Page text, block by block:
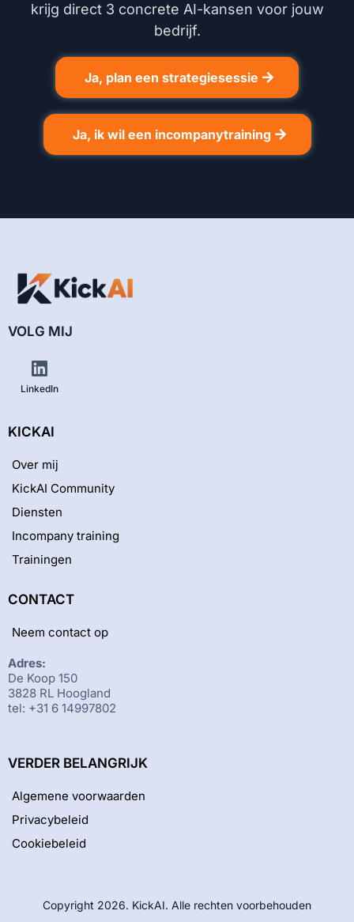
krijg direct 3 concrete AI-kansen voor jouw
bedrijf.
Ja, plan een strategiesessie
Ja, ik wil een incompanytraining
VOLG MIJ
LinkedIn
KICKAI
Over mij
KickAI Community
Diensten
Incompany training
Trainingen
CONTACT
Neem contact op
Adres:
De Koop 150
3828 RL Hoogland
tel: +31 6 14997802
VERDER BELANGRIJK
Algemene voorwaarden
Privacybeleid
Cookiebeleid
Copyright 2026. KickAI. Alle rechten voorbehouden